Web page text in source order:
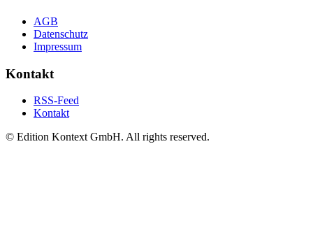
AGB
Datenschutz
Impressum
Kontakt
RSS-Feed
Kontakt
© Edition Kontext GmbH. All rights reserved.